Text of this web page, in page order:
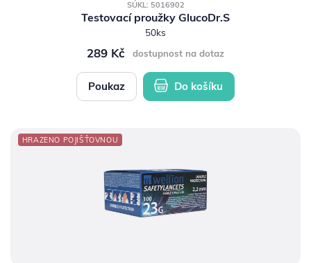
SÚKL: 5016902
Testovací proužky GlucoDr.S
50ks
289 Kč dostupnost na dotaz
Poukaz Do košíku
HRAZENO POJIŠŤOVNOU